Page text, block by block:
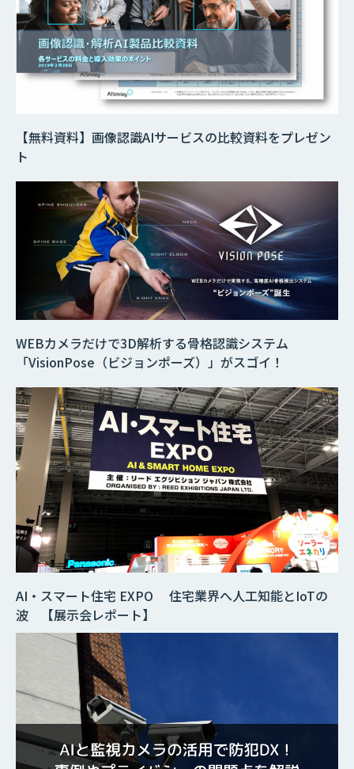
【無料資料】画像認識AIサービスの比較資料をプレゼン
ト
AI・スマート住宅 EXPO 住宅業界へ人工知能とIoTの
波 【展示会レポート】
WEBカメラだけで3D解析する骨格認識システム
「VisionPose（ビジョンポーズ）」がスゴイ！